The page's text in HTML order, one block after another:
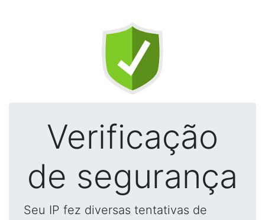
Verificação
de segurança
Seu IP fez diversas tentativas de